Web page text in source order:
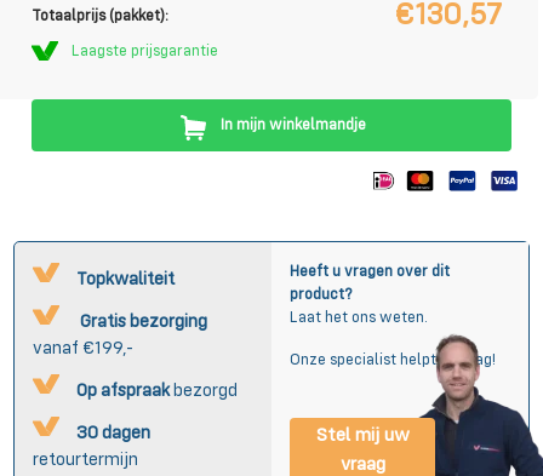
Totaalprijs (pakket): €130,57
Laagste prijsgarantie
In mijn winkelmandje
Topkwaliteit
Gratis bezorging
vanaf €199,-
Op afspraak bezorgd
30 dagen
retourtermijn
Heeft u vragen over dit
product?
Laat het ons weten.
Onze specialist helpt u graag!
Stel mij uw
vraag